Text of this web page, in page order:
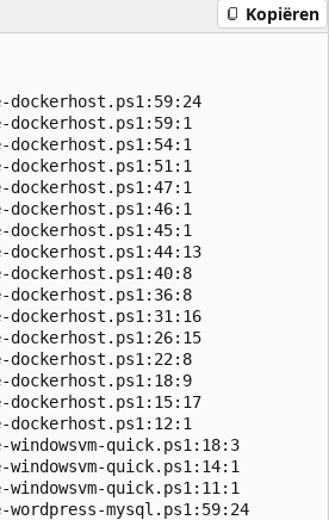
Kopiëren
dockerhost.ps1:59:24
dockerhost.ps1:59:1
dockerhost.ps1:54:1
dockerhost.ps1:51:1
dockerhost.ps1:47:1
dockerhost.ps1:46:1
dockerhost.ps1:45:1
dockerhost.ps1:44:13
dockerhost.ps1:40:8
dockerhost.ps1:36:8
dockerhost.ps1:31:16
dockerhost.ps1:26:15
dockerhost.ps1:22:8
dockerhost.ps1:18:9
dockerhost.ps1:15:17
dockerhost.ps1:12:1
windowsvm-quick.ps1:18:3
windowsvm-quick.ps1:14:1
windowsvm-quick.ps1:11:1
wordpress-mysql.ps1:59:24